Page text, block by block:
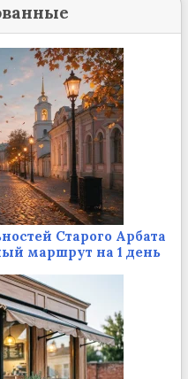
Старого Арбата
маршрут на 1 день